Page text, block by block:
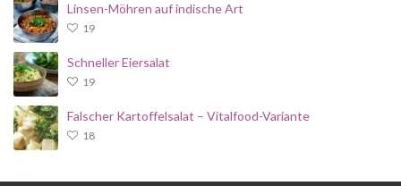
Linsen-Möhren auf indische Art
19
Schneller Eiersalat
19
Falscher Kartoffelsalat – Vitalfood-Variante
18